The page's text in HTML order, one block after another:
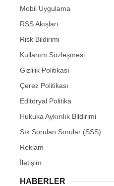
Mobil Uygulama
RSS Akışları
Risk Bildirimi
Kullanım Sözleşmesi
Gizlilik Politikası
Çerez Politikası
Editöryal Politika
Hukuka Aykırılık Bildirimi
Sık Sorulan Sorular (SSS)
Reklam
İletişim
HABERLER